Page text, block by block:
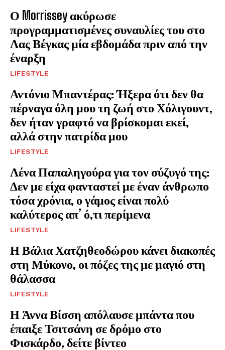
Ο Morrissey ακύρωσε
προγραμματισμένες συναυλίες του στο
Λας Βέγκας μία εβδομάδα πριν από την
έναρξη
LIFESTYLE
Αντόνιο Μπαντέρας: Ήξερα ότι δεν θα
πέρναγα όλη μου τη ζωή στο Χόλιγουντ,
δεν ήταν γραφτό να βρίσκομαι εκεί,
αλλά στην πατρίδα μου
LIFESTYLE
Λένα Παπαληγούρα για τον σύζυγό της:
Δεν με είχα φανταστεί με έναν άνθρωπο
τόσα χρόνια, ο γάμος είναι πολύ
καλύτερος απ’ ό,τι περίμενα
LIFESTYLE
Η Βάλια Χατζηθεοδώρου κάνει διακοπές
στη Μύκονο, οι πόζες της με μαγιό στη
θάλασσα
LIFESTYLE
Η Άννα Βίσση απόλαυσε μπάντα που
έπαιξε Τσιτσάνη σε δρόμο στο
Φισκάρδο, δείτε βίντεο